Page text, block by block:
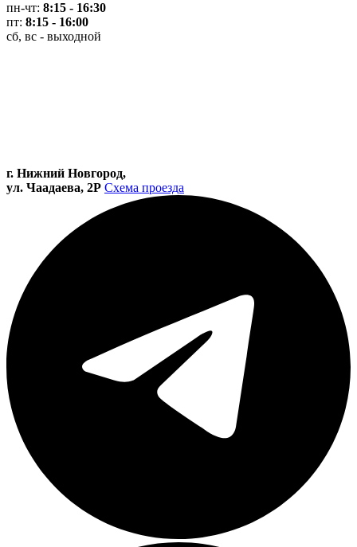
пн-чт: 8:15 - 16:30
пт: 8:15 - 16:00
сб, вс - выходной
г. Нижний Новгород,
ул. Чаадаева, 2Р Схема проезда